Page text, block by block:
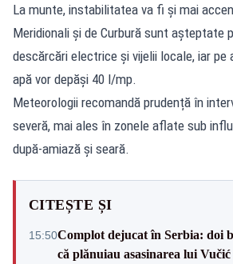
La munte, instabilitatea va fi și mai
Meridionali și de Curbură sunt așteptate
descărcări electrice și vijelii locale, iar
apă vor depăși 40 l/mp.
Meteorologii recomandă prudență în
severă, mai ales în zonele aflate sub
după-amiază și seară.
CITEȘTE ȘI
15:50Complot dejucat în Serbia: doi
că plănuiau asasinarea lui Vučić